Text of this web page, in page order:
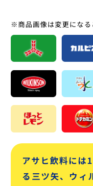
※商品画像は変更になる
アサヒ飲料には
る三ツ矢、ウィ